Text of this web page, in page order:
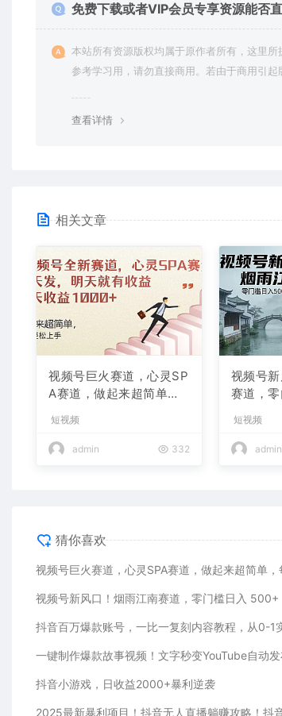
免费下载或者VIP会员专享资源能否
本站所有资源版权均属于原作者所有，这里
参考学习用，请勿直接商用。若由于商用引起
查看详情
相关文章
视频号巨火赛道，心灵SP
A赛道，做起来超简单，
短视频
admin 332
视频号
赛道，
短视频
admin
猜你喜欢
视频号新风口！烟雨江南赛道，零门槛日入 500+
抖音小游戏，日收益2000+暴利逆袭